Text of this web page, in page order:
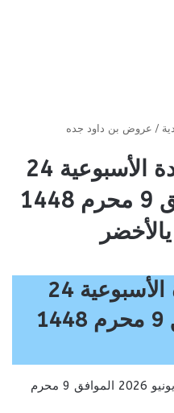
/ عروض بن داود جده
عروض بن داود جدة الأسبوعية 24
يونيو 2026 الموافق 9 محرم 1448
عروض بن داود جدة الأسبوعية 24
يونيو 2026 الموافق 9 محرم 1448
عروض بن داود جدة الأسبوعية 24 يونيو 2026 الموافق 9 محرم